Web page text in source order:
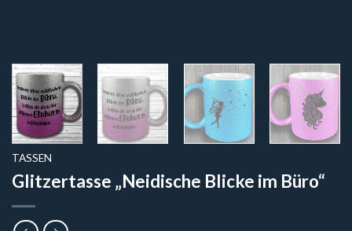
TASSEN
Glitzertasse „Neidische Blicke im Büro“